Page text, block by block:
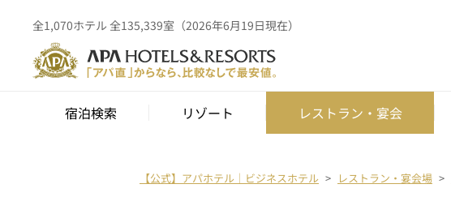
全1,070ホテル 全135,339室（2026年6月19日現在）
宿泊検索 リゾート レストラン・宴会
【公式】アパホテル｜ビジネスホテル レストラン・宴会場